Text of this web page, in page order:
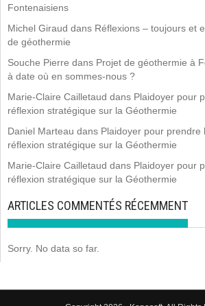
Fontenaisiens
Michel Giraud dans Réflexions – toujours et
de géothermie
Souche Pierre dans Projet de géothermie à
à date où en sommes-nous ?
Marie-Claire Cailletaud dans Plaidoyer pour
réflexion stratégique sur la Géothermie
Daniel Marteau dans Plaidoyer pour prendre
réflexion stratégique sur la Géothermie
Marie-Claire Cailletaud dans Plaidoyer pour
réflexion stratégique sur la Géothermie
ARTICLES COMMENTÉS RÉCEMMENT
Sorry. No data so far.